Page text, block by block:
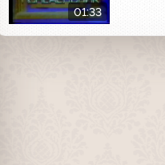
01:33